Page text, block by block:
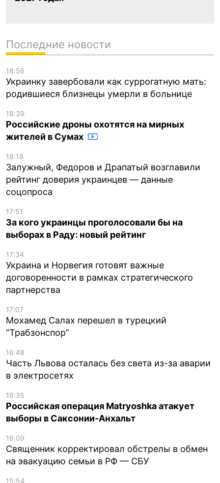
Последние новости
18:56
Украинку завербовали как суррогатную мать:
родившиеся близнецы умерли в больнице
18:39
Российские дроны охотятся на мирных
жителей в Сумах
18:18
Залужный, Федоров и Драпатый возглавили
рейтинг доверия украинцев — данные
соцопроса
17:51
За кого украинцы проголосовали бы на
выборах в Раду: новый рейтинг
17:34
Украина и Норвегия готовят важные
договоренности в рамках стратегического
партнерства
17:07
Мохамед Салах перешел в турецкий
“Трабзонспор”
16:48
Часть Львова осталась без света из-за аварии
в электросетях
16:35
Российская операция Matryoshka атакует
выборы в Саксонии-Анхальт
16:09
Священник корректировал обстрелы в обмен
на эвакуацию семьи в РФ — СБУ
15:54